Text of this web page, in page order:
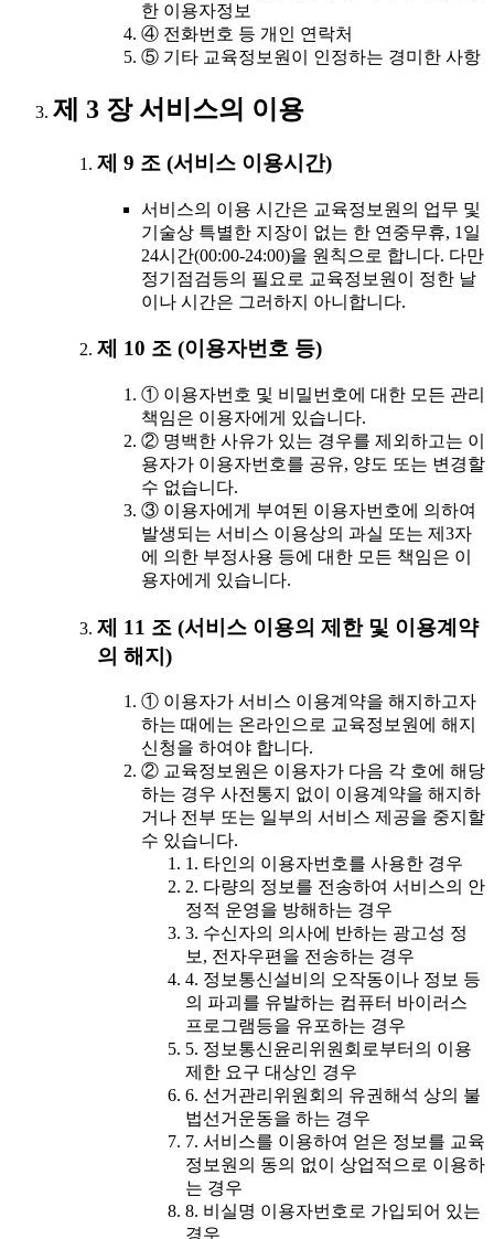
한 이용자정보
④ 전화번호 등 개인 연락처
⑤ 기타 교육정보원이 인정하는 경미한 사항
제 3 장 서비스의 이용
제 9 조 (서비스 이용시간)
서비스의 이용 시간은 교육정보원의 업무 및
기술상 특별한 지장이 없는 한 연중무휴, 1일
24시간(00:00-24:00)을 원칙으로 합니다. 다만
정기점검등의 필요로 교육정보원이 정한 날
이나 시간은 그러하지 아니합니다.
제 10 조 (이용자번호 등)
① 이용자번호 및 비밀번호에 대한 모든 관리
책임은 이용자에게 있습니다.
② 명백한 사유가 있는 경우를 제외하고는 이
용자가 이용자번호를 공유, 양도 또는 변경할
수 없습니다.
③ 이용자에게 부여된 이용자번호에 의하여
발생되는 서비스 이용상의 과실 또는 제3자
에 의한 부정사용 등에 대한 모든 책임은 이
용자에게 있습니다.
제 11 조 (서비스 이용의 제한 및 이용계약
의 해지)
① 이용자가 서비스 이용계약을 해지하고자
하는 때에는 온라인으로 교육정보원에 해지
신청을 하여야 합니다.
② 교육정보원은 이용자가 다음 각 호에 해당
하는 경우 사전통지 없이 이용계약을 해지하
거나 전부 또는 일부의 서비스 제공을 중지할
수 있습니다.
1. 타인의 이용자번호를 사용한 경우
2. 다량의 정보를 전송하여 서비스의 안
정적 운영을 방해하는 경우
3. 수신자의 의사에 반하는 광고성 정
보, 전자우편을 전송하는 경우
4. 정보통신설비의 오작동이나 정보 등
의 파괴를 유발하는 컴퓨터 바이러스
프로그램등을 유포하는 경우
5. 정보통신윤리위원회로부터의 이용
제한 요구 대상인 경우
6. 선거관리위원회의 유권해석 상의 불
법선거운동을 하는 경우
7. 서비스를 이용하여 얻은 정보를 교육
정보원의 동의 없이 상업적으로 이용하
는 경우
8. 비실명 이용자번호로 가입되어 있는
경우